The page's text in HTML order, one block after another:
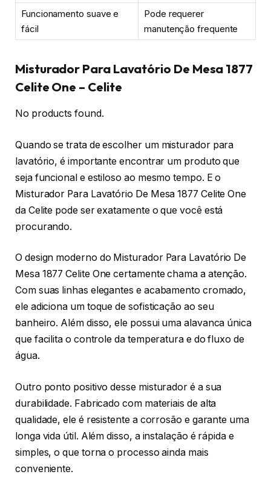
Funcionamento suave e
fácil
Pode requerer
manutenção frequente
Misturador Para Lavatório De Mesa 1877
Celite One – Celite
No products found.
Quando se trata de escolher um misturador para
lavatório, é importante encontrar um produto que
seja funcional e estiloso ao mesmo tempo. E o
Misturador Para Lavatório De Mesa 1877 Celite One
da Celite pode ser exatamente o que você está
procurando.
O design moderno do Misturador Para Lavatório De
Mesa 1877 Celite One certamente chama a atenção.
Com suas linhas elegantes e acabamento cromado,
ele adiciona um toque de sofisticação ao seu
banheiro. Além disso, ele possui uma alavanca única
que facilita o controle da temperatura e do fluxo de
água.
Outro ponto positivo desse misturador é a sua
durabilidade. Fabricado com materiais de alta
qualidade, ele é resistente a corrosão e garante uma
longa vida útil. Além disso, a instalação é rápida e
simples, o que torna o processo ainda mais
conveniente.